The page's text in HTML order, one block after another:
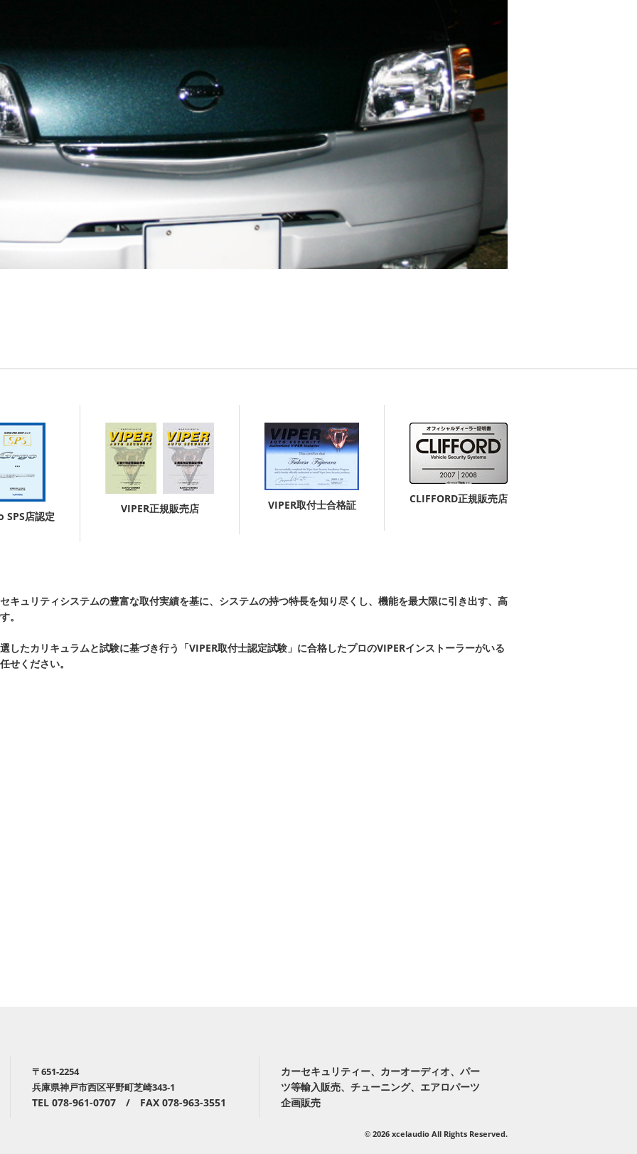
SPS店認定
VIPER正規販売店 VIPER取付士合格証 CLIFFORD正規販売店
キュリティシステムの豊富な取付実績を基に、システムの持つ特長を知り尽くし、機能を最大限に引き出す、高
。
したカリキュラムと試験に基づき行う「VIPER取付士認定試験」に合格したプロのVIPERインストーラーがいる
せください。
〒651-2254
兵庫県神戸市西区平野町芝崎343-1
TEL 078-961-0707 / FAX 078-963-3551
カーセキュリティー、カーオーディオ、パー
ツ等輸入販売、チューニング、エアロパーツ
企画販売
© 2026 xcelaudio All Rights Reserved.